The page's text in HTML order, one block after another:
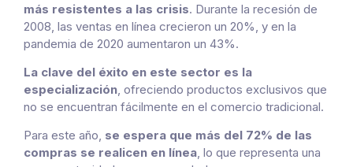
más resistentes a las crisis. Durante la recesión de
2008, las ventas en línea crecieron un 20%, y en la
pandemia de 2020 aumentaron un 43%.
La clave del éxito en este sector es la
especialización , ofreciendo productos exclusivos que
no se encuentran fácilmente en el comercio tradicional.
Para este año, se espera que más del 72% de las
compras se realicen en línea , lo que representa una